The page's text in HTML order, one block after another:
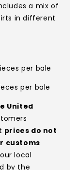
a mix of
in different
per bale
per bale
United
prices do not
customs
local
by the